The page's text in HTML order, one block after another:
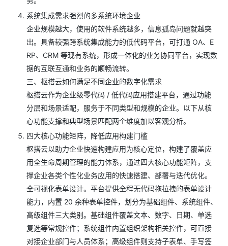
系统集成需求强烈的多系统环境企业
企业规模越大，使用的软件系统越多，信息孤岛问题就越突
出。具备较强跨系统集成能力的低代码平台，可打通 OA、E
RP、CRM 等现有系统，形成一体化的业务协同平台，实现数
据的互联互通和业务的顺畅流转。
三、枢搭云如何满足不同企业的数字化需求
枢搭云作为企业级零代码 / 低代码应用搭建平台，通过功能
分层和场景适配，服务于不同类型和规模的企业。以下从核
心功能支撑和典型场景匹配两个维度加以客观分析。
四大核心功能矩阵，降低应用构建门槛
枢搭云以助力企业快速构建应用为核心定位，构建了覆盖应
用全生命周期管理的能力体系，通过四大核心功能矩阵，支
撑企业各类个性化业务应用的快速搭建、部署与迭代优化。
全可视化表单设计。平台提供全程无代码拖拉拽的表单设计
能力，内置 20 余种表单控件，划分为基础组件、系统组件、
高级组件三大类别。基础组件覆盖文本、数字、日期、单选
复选等常规控件；系统组件内置组织架构相关控件，可直接
对接企业部门与人员体系；高级组件则支持子表单、手写签